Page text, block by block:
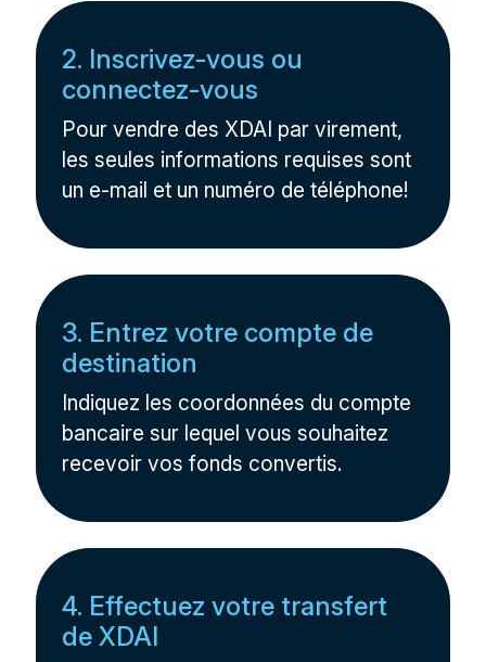
2. Inscrivez-vous ou
connectez-vous
Pour vendre des XDAI par virement,
les seules informations requises sont
un e-mail et un numéro de téléphone!
3. Entrez votre compte de
destination
Indiquez les coordonnées du compte
bancaire sur lequel vous souhaitez
recevoir vos fonds convertis.
4. Effectuez votre transfert
de XDAI